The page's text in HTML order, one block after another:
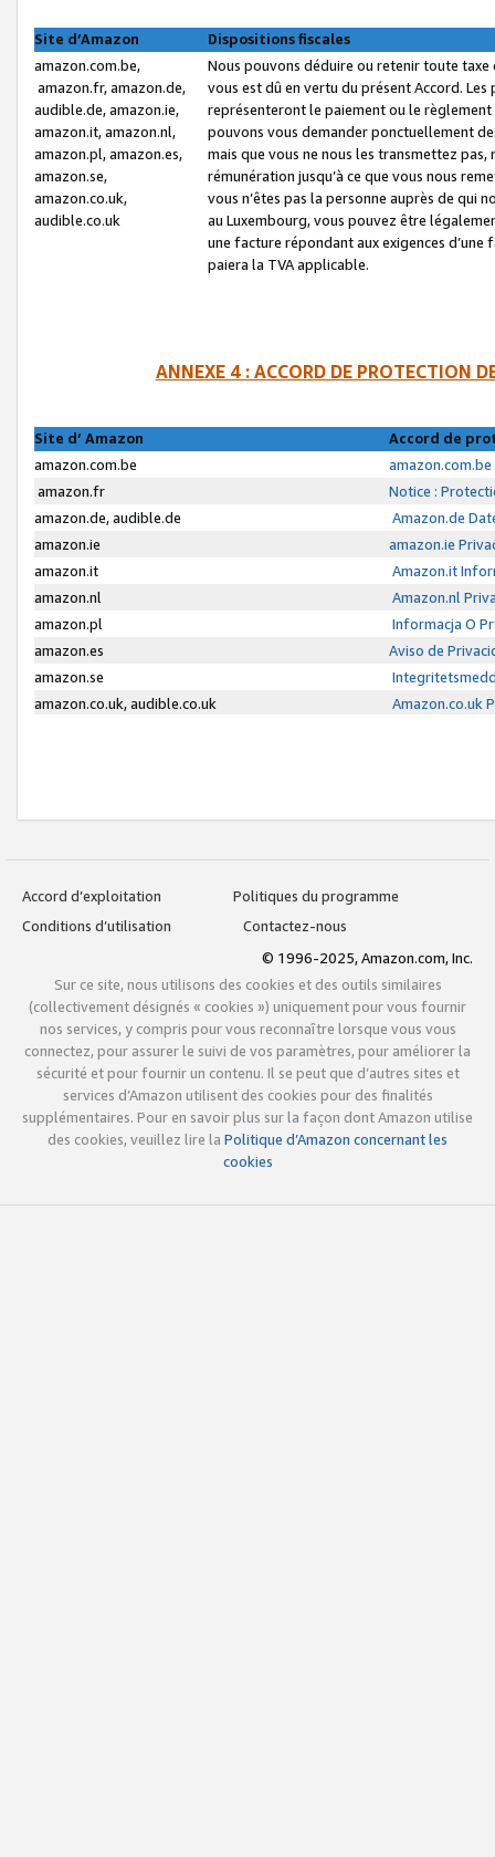
Site d’Amazon
Dispositions fiscales
amazon.com.be,
amazon.fr, amazon.de,
audible.de, amazon.ie,
amazon.it, amazon.nl,
amazon.pl, amazon.es,
amazon.se,
amazon.co.uk,
audible.co.uk
Nous pouvons déduire ou retenir toute
vous est dû en vertu du présent Accord.
représenteront le paiement ou le
pouvons vous demander ponctuellement
mais que vous ne nous les transmettez
rémunération jusqu’à ce que vous nous
vous n’êtes pas la personne auprès de qui
au Luxembourg, vous pouvez être
une facture répondant aux exigences
paiera la TVA applicable.
ANNEXE 4 : ACCORD DE PROTECTION
Site d’ Amazon
Accord de
amazon.com.be
amazon.fr
Notice :
amazon.de, audible.de
Amazon.de
amazon.ie
amazon.ie
amazon.it
Amazon.it
amazon.nl
Amazon.nl
amazon.pl
Informacja O
amazon.es
Aviso de
amazon.se
amazon.co.uk, audible.co.uk
Amazon.co.uk
Accord d’exploitation
Politiques du programme
Conditions d’utilisation
Contactez-nous
© 1996-2025, Amazon.com, Inc.
Sur ce site, nous utilisons des cookies et des outils similaires
(collectivement désignés « cookies ») uniquement pour vous fournir
nos services, y compris pour vous reconnaître lorsque vous vous
connectez, pour assurer le suivi de vos paramètres, pour améliorer la
sécurité et pour fournir un contenu. Il se peut que d’autres sites et
services d’Amazon utilisent des cookies pour des finalités
supplémentaires. Pour en savoir plus sur la façon dont Amazon utilise
des cookies, veuillez lire la Politique d’Amazon concernant les
cookies